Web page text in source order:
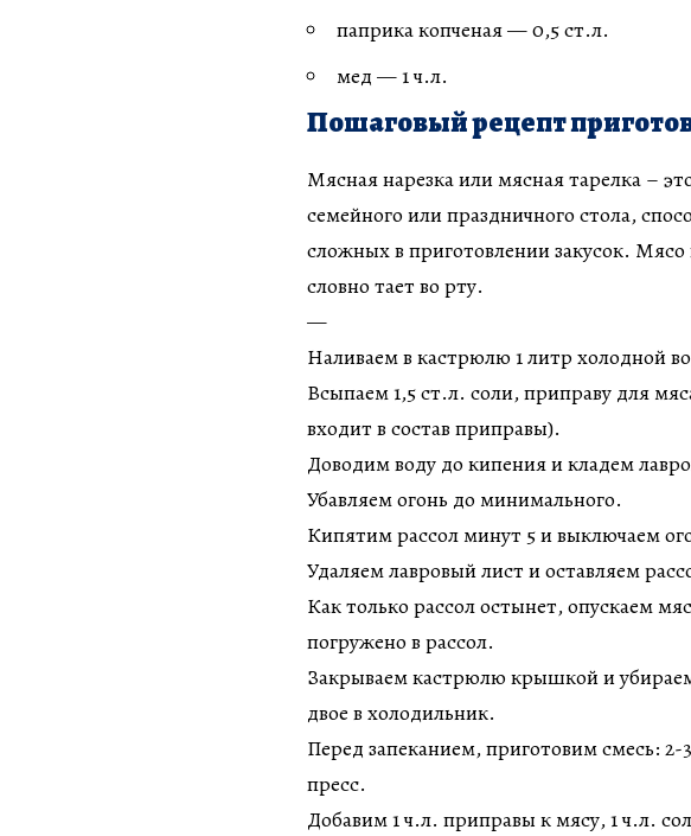
паприка копченая — 0,5 ст.л.
мед — 1 ч.л.
Пошаговый рецепт
Мясная нарезка или мясная тарелка –
семейного или праздничного стола,
сложных в приготовлении закусок.
словно тает во рту.
—
Наливаем в кастрюлю 1 литр холодной
Всыпаем 1,5 ст.л. соли, приправу для
входит в состав приправы).
Доводим воду до кипения и кладем
Убавляем огонь до минимального.
Кипятим рассол минут 5 и выключаем
Удаляем лавровый лист и оставляем
Как только рассол остынет, опускаем
погружено в рассол.
Закрываем кастрюлю крышкой и
двое в холодильник.
Перед запеканием, приготовим смесь: 2-
пресс.
Добавим 1 ч.л. приправы к мясу, 1 ч.л.